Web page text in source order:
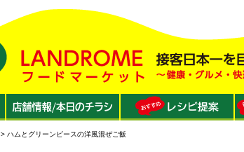
> ハムとグリーンピースの洋風混ぜご飯